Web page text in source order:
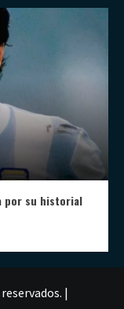
por su historial
|